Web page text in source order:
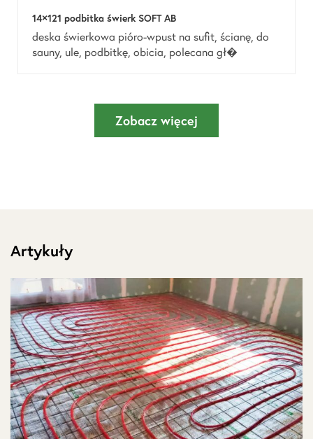
14×121 podbitka świerk SOFT AB
deska świerkowa pióro-wpust na sufit, ścianę, do
sauny, ule, podbitkę, obicia, polecana gł�
Zobacz więcej
Artykuły